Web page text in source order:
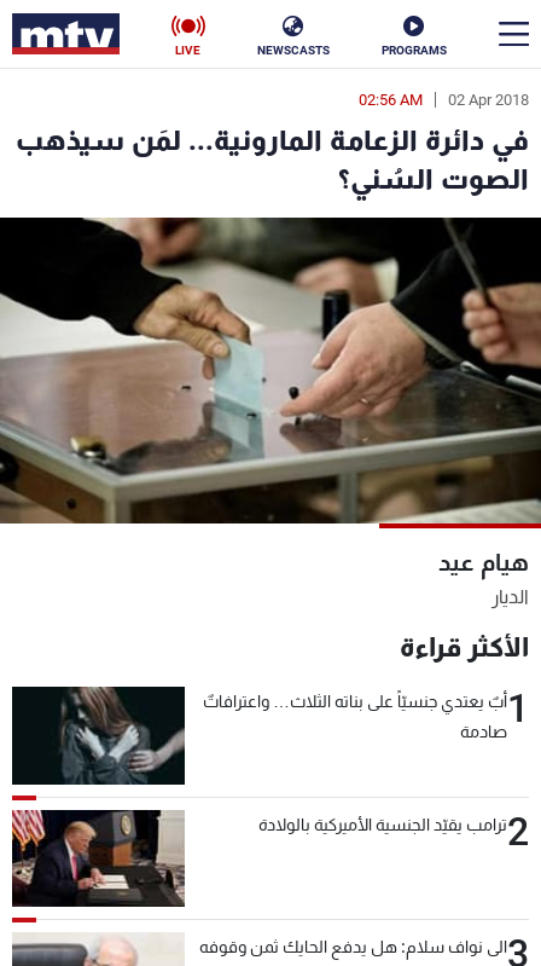
PROGRAMS
NEWSCASTS
LIVE
02 Apr 2018
02:56 AM
في دائرة الزعامة المارونية... لمَن سيذهب
الصوت السُني؟
هيام عيد
الديار
الأكثر قراءة
1أبٌ يعتدي جنسيّاً على بناته الثلاث… واعترافاتٌ
صادمة
2ترامب يقيّد الجنسية الأميركية بالولادة
3الى نواف سلام: هل يدفع الحايك ثمن وقوفه
en
الأخبار
سياسة ناس
إقتصاد فن
منوعات رياضة
كأس العالم
البرامج
جدول البرامج
شاهد البرامج
الترددات
الإنـتـاج
لاعلاناتكم
تواصل معنا
شروط الإسـتخدام
سياسة الخصوصية